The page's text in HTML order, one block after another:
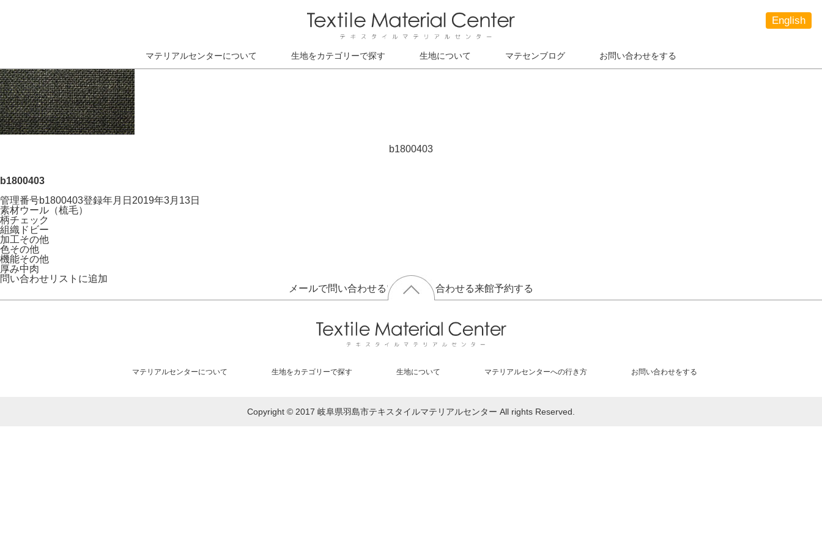
English
マテリアルセンターについて 生地をカテゴリーで探す 生地について マテセンブログ お問い合わせをする
b1800403
b1800403
管理番号b1800403登録年月日 2019年3月13日
素材ウール（梳毛）
柄チェック
組織 ドビー
加工その他
色その他
機能その他
厚み中肉
問い合わせリストに追加
メールで問い合わせる電話で問い合わせる来館予約する
マテリアルセンターについて 生地をカテゴリーで探す 生地について マテリアルセンターへの行き方 お問い合わせをする
Copyright © 2017 岐阜県羽島市テキスタイルマテリアルセンター All rights Reserved.